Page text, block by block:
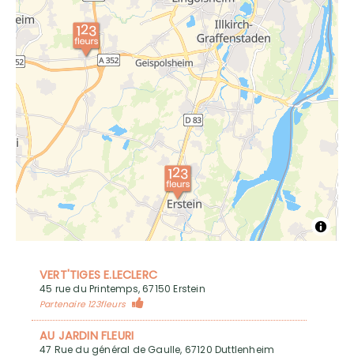
VERT'TIGES E.LECLERC
45 rue du Printemps, 67150 Erstein
Partenaire 123fleurs
AU JARDIN FLEURI
47 Rue du général de Gaulle, 67120 Duttlenheim